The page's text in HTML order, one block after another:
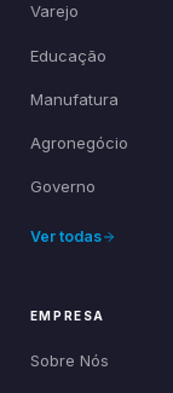
Varejo
Educação
Manufatura
Agronegócio
Governo
Ver todas
EMPRESA
Sobre Nós